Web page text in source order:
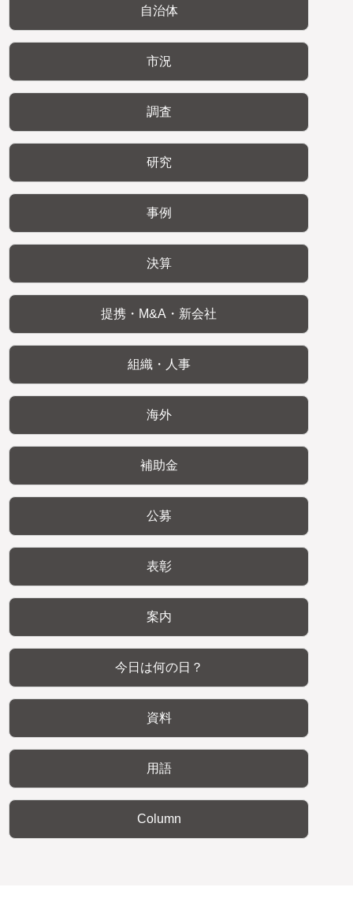
自治体
市況
調査
研究
事例
決算
提携・M&A・新会社
組織・人事
海外
補助金
公募
表彰
案内
今日は何の日？
資料
用語
Column